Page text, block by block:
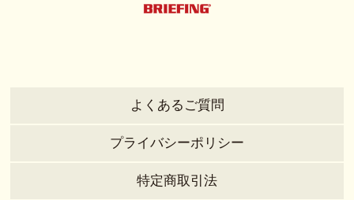
よくあるご質問
プライバシーポリシー
特定商取引法